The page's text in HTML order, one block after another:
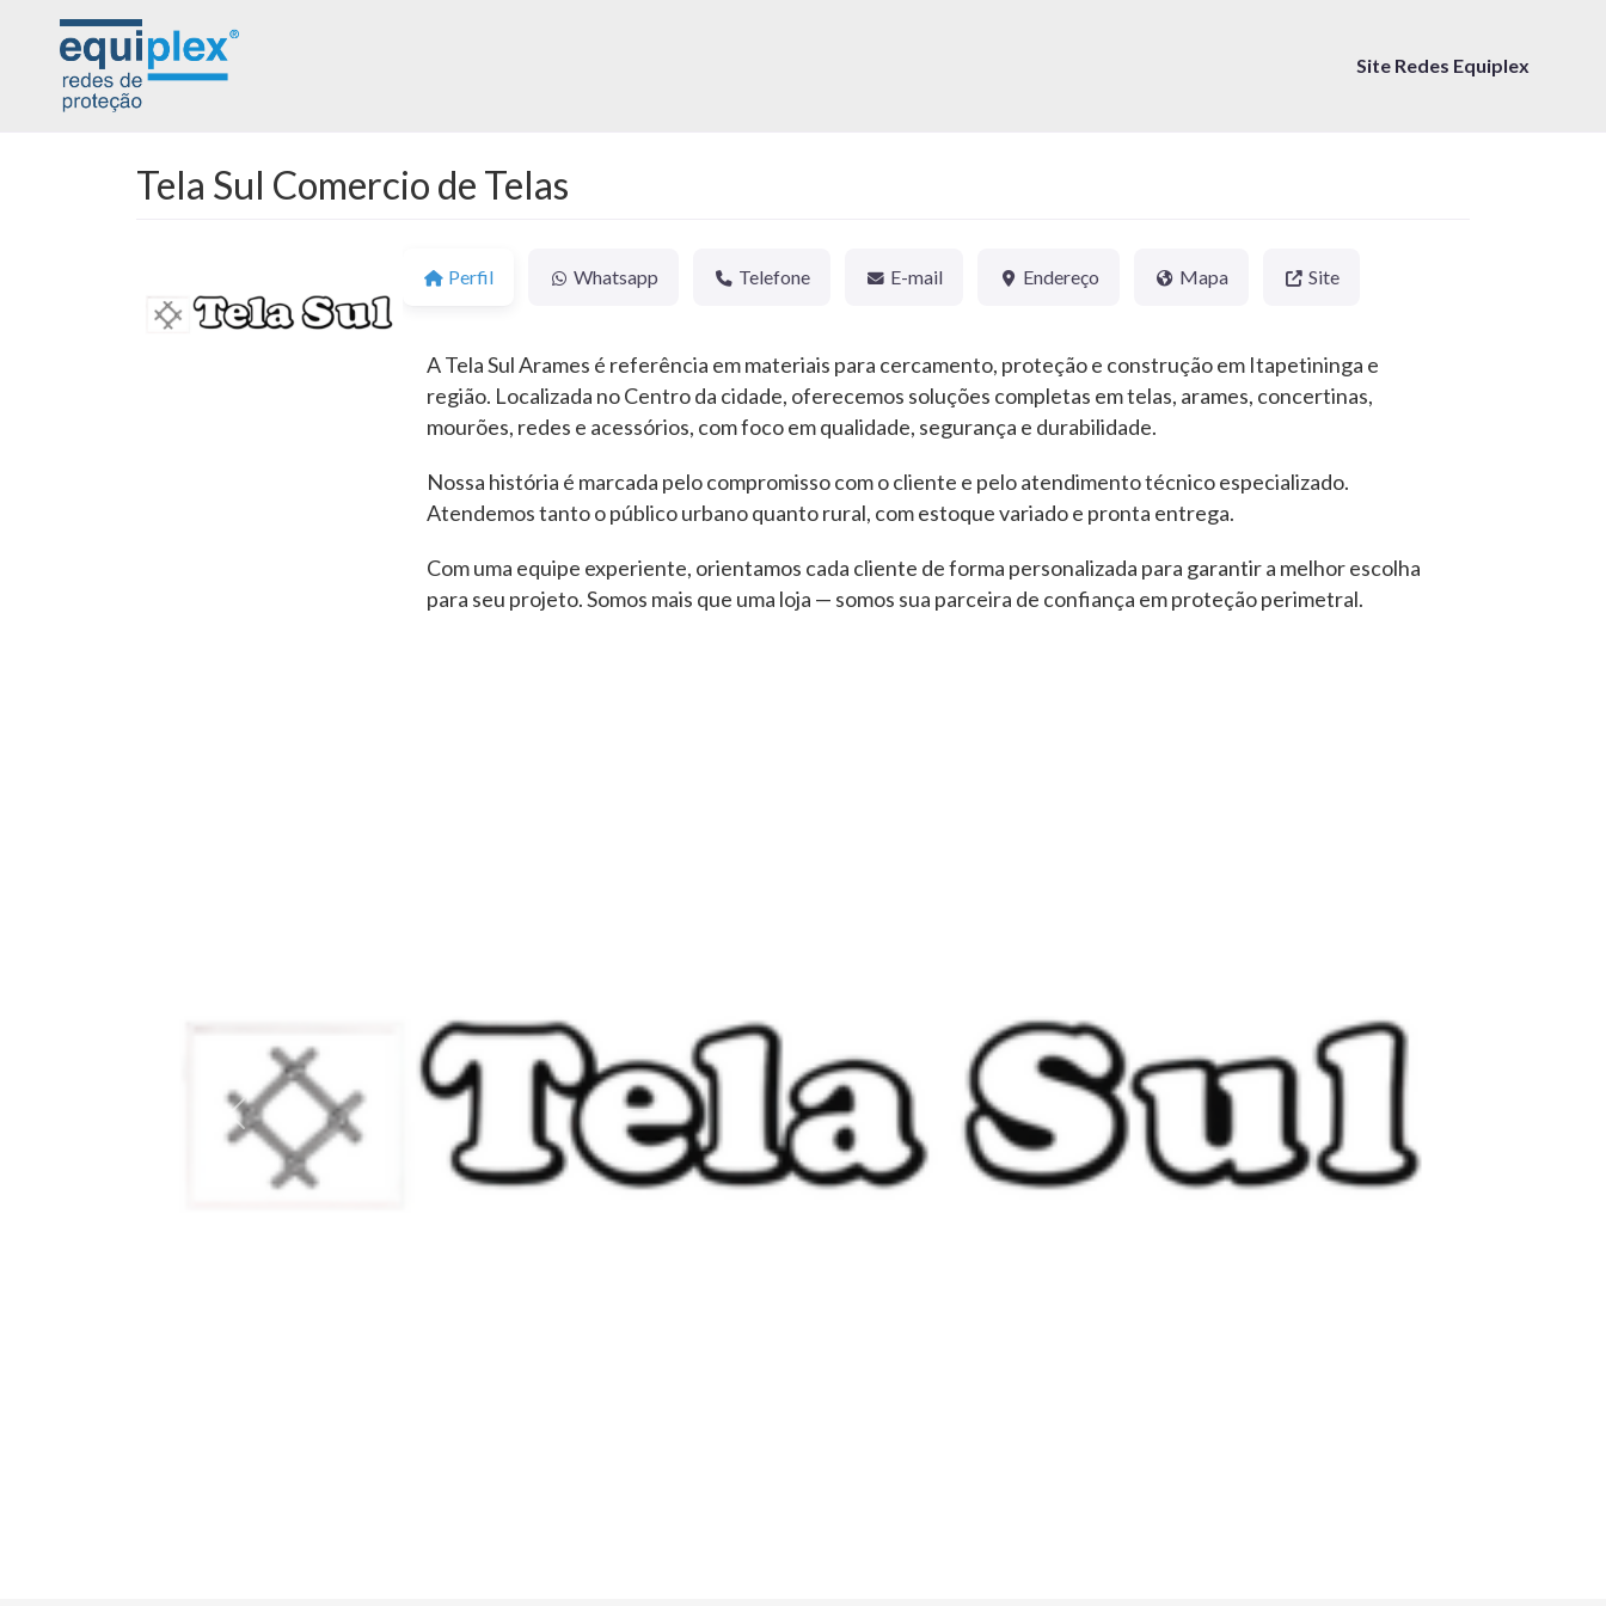
Site Redes Equiplex
Tela Sul Comercio de Telas
Perfil Whatsapp Telefone E-mail Endereço Mapa Site
A Tela Sul Arames é referência em materiais para cercamento, proteção e construção em Itapetininga e
região. Localizada no Centro da cidade, oferecemos soluções completas em telas, arames, concertinas,
mourões, redes e acessórios, com foco em qualidade, segurança e durabilidade.
Nossa história é marcada pelo compromisso com o cliente e pelo atendimento técnico especializado.
Atendemos tanto o público urbano quanto rural, com estoque variado e pronta entrega.
Com uma equipe experiente, orientamos cada cliente de forma personalizada para garantir a melhor escolha
para seu projeto. Somos mais que uma loja — somos sua parceira de confiança em proteção perimetral.
Anterior